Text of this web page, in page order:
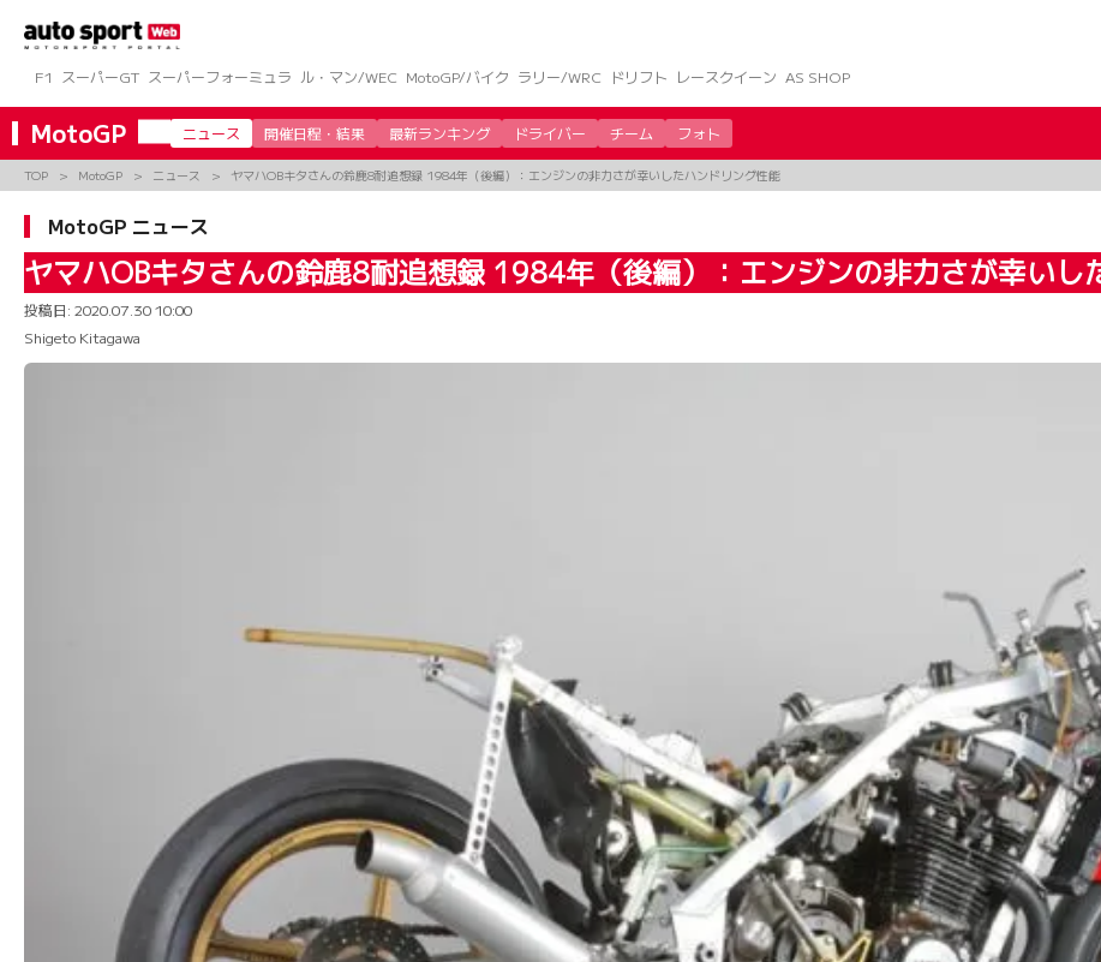
ツ
へ
ス
キ
ッ
F1
スーパーGT スーパーフォーミュラ ル・マン/WEC MotoGP/バイク ラリー/WRC ドリフト レースクイーン AS SHOP
MotoGP ニュース 開催日程・結果 最新ランキング ドライバー チーム フォト
TOP MotoGP ニュース ヤマハOBキタさんの鈴鹿8耐追想録 1984年（後編）：エンジンの非力さが幸いしたハンドリング性能
MotoGP ニュース
ヤマハOBキタさんの鈴鹿8耐追想録 1984年（後編）：エンジンの非力さが幸いし
投稿日: 2020.07.30 10:00
Shigeto Kitagawa